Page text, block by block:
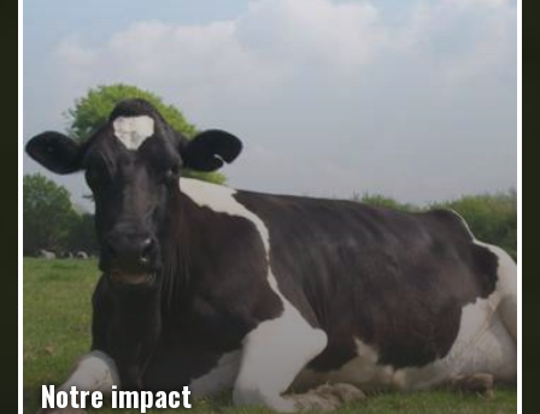
Notre impact